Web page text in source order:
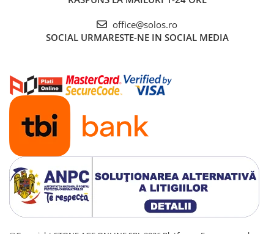
office@solos.ro
SOCIAL URMARESTE-NE IN SOCIAL MEDIA